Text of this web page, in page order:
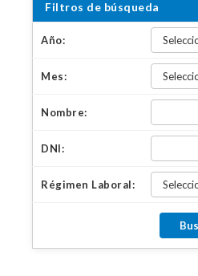
Filtros de búsqueda
Año:
Mes:
Nombre:
DNI:
Régimen Laboral: